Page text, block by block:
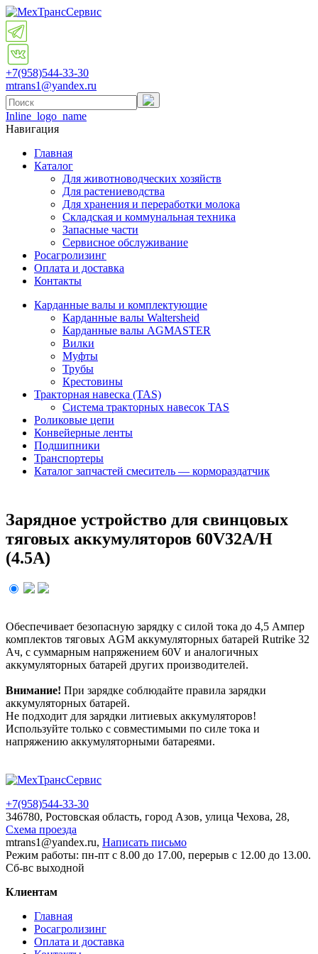
+7(958)544-33-30
mtrans1@yandex.ru
Inline_logo_name
Навигация
Главная
Каталог
Для животноводческих хозяйств
Для растениеводства
Для хранения и переработки молока
Складская и коммунальная техника
Запасные части
Cервисное обслуживание
Росагролизинг
Оплата и доставка
Контакты
Карданные валы и комплектующие
Карданные валы Waltersheid
Карданные валы AGMASTER
Вилки
Муфты
Трубы
Крестовины
Тракторная навеска (TAS)
Система тракторных навесок TAS
Роликовые цепи
Конвейерные ленты
Подшипники
Транспортеры
Каталог запчастей смеситель — кормораздатчик
Зарядное устройство для свинцовых
тяговых аккумуляторов 60V32A/H
(4.5A)
Обеспечивает безопасную зарядку с силой тока до 4,5 Ампер
комплектов тяговых AGM аккумуляторных батарей Rutrike 32
Ач, с суммарным напряжением 60V и аналогичных
аккумуляторных батарей других производителей.
Внимание! При зарядке соблюдайте правила зарядки
аккумуляторных батарей.
Не подходит для зарядки литиевых аккумуляторов!
Используйте только с совместимыми по силе тока и
напряжению аккумуляторными батареями.
+7(958)544-33-30
346780, Ростовская область, город Азов, улица Чехова, 28,
Схема проезда
mtrans1@yandex.ru, Написать письмо
Режим работы: пн-пт с 8.00 до 17.00, перерыв с 12.00 до 13.00.
Сб-вс выходной
Клиентам
Главная
Росагролизинг
Оплата и доставка